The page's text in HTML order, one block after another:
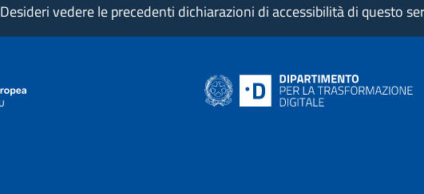
Desideri vedere le precedenti dichiarazioni di accessibilità di questo